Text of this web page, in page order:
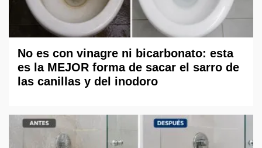
No es con vinagre ni bicarbonato: esta
es la MEJOR forma de sacar el sarro de
las canillas y del inodoro